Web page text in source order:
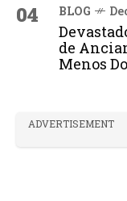
04 BLOG
de
Menos
ADVERTISEMENT